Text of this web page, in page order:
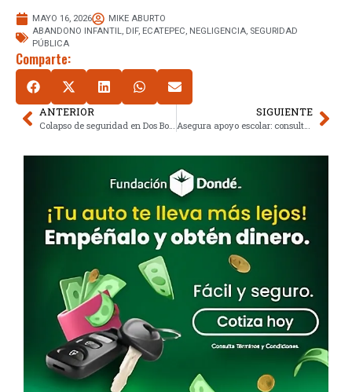
MAYO 16, 2026
MIKE ABURTO
ABANDONO INFANTIL, DIF, ECATEPEC, NEGLIGENCIA, SEGURIDAD
PÚBLICA
Comparte:
ANTERIOR
Colapso de seguridad en Dos Bocas genera alarma y exige respuestas
SIGUIENTE
Asegura apoyo escolar: consulta estatus de beca Rita Cetina 2026